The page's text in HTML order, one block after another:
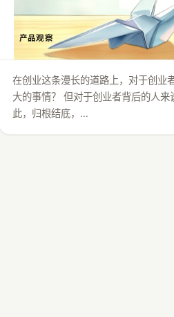
产品观察
在创业这条漫长的道路上，对于创业
大的事情？ 但对于创业者背后的人来
此，归根结底，…